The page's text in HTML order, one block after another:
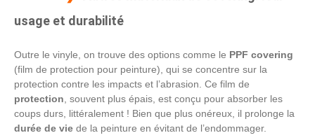
usage et durabilité
Outre le vinyle, on trouve des options comme le PPF covering
(film de protection pour peinture), qui se concentre sur la
protection contre les impacts et l’abrasion. Ce film de
protection , souvent plus épais, est conçu pour absorber les
coups durs, littéralement ! Bien que plus onéreux, il prolonge la
durée de vie de la peinture en évitant de l’endommager.